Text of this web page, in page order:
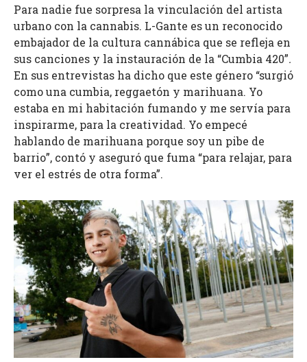
Para nadie fue sorpresa la vinculación del artista
urbano con la cannabis. L-Gante es un reconocido
embajador de la cultura cannábica que se refleja en
sus canciones y la instauración de la “Cumbia 420”.
En sus entrevistas ha dicho que este género “surgió
como una cumbia, reggaetón y marihuana. Yo
estaba en mi habitación fumando y me servía para
inspirarme, para la creatividad. Yo empecé
hablando de marihuana porque soy un pibe de
barrio”, contó y aseguró que fuma “para relajar, para
ver el estrés de otra forma”.